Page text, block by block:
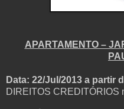
APARTAMENTO –
Data: 22/Jul/2013 a partir
DIREITOS CREDITÓRIOS